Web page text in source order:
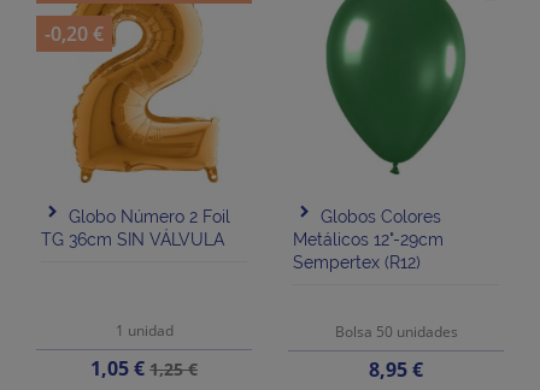
Globo Número 2 Foil
TG 36cm SIN VÁLVULA
1 unidad
Precio
1,05 €Precio
1,25 €
-0,20 €
Globos Colores
Metálicos 12"-29cm
Sempertex (R12)
Bolsa 50 unidades
Precio
8,95 €